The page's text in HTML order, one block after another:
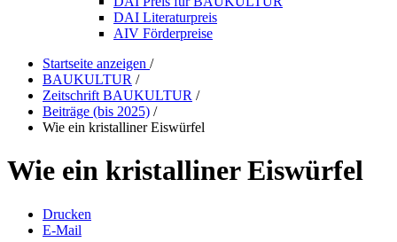
DAI Literaturpreis
AIV Förderpreise
Startseite anzeigen /
BAUKULTUR /
Zeitschrift BAUKULTUR /
Beiträge (bis 2025) /
Wie ein kristalliner Eiswürfel
Wie ein kristalliner Eiswürfel
Drucken
E-Mail